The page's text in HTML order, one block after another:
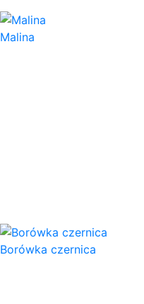
Malina
Borówka czernica